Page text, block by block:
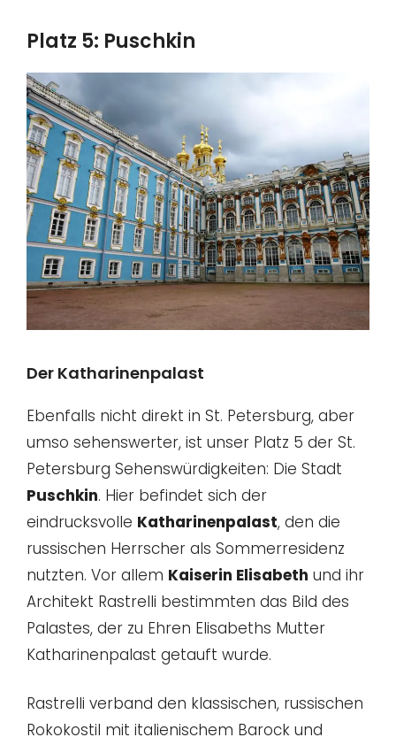
Platz 5: Puschkin
Der Katharinenpalast
Ebenfalls nicht direkt in St. Petersburg, aber
umso sehenswerter, ist unser Platz 5 der St.
Petersburg Sehenswürdigkeiten: Die Stadt
Puschkin. Hier befindet sich der
eindrucksvolle Katharinenpalast, den die
russischen Herrscher als Sommerresidenz
nutzten. Vor allem Kaiserin Elisabeth und ihr
Architekt Rastrelli bestimmten das Bild des
Palastes, der zu Ehren Elisabeths Mutter
Katharinenpalast getauft wurde.
Rastrelli verband den klassischen, russischen
Rokokostil mit italienischem Barock und